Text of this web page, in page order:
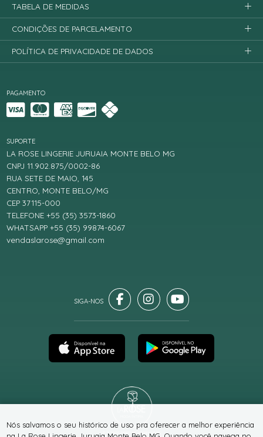
PAGAMENTO
SUPORTE
LA ROSE LINGERIE JURUAIA MONTE BELO MG
CNPJ 11.902.875/0002-86
RUA SETE DE MAIO, 145
CENTRO, MONTE BELO/MG
CEP 37115-000
TELEFONE +55 (35) 3573-1860
WHATSAPP +55 (35) 99874-6067
vendaslarose@gmail.com
TABELA DE MEDIDAS
CONDIÇÕES DE PARCELAMENTO
POLÍTICA DE PRIVACIDADE DE DADOS
® TODOS DIREITOS RESERVADOS
Nós salvamos o seu histórico de uso pra oferecer a melhor experiência